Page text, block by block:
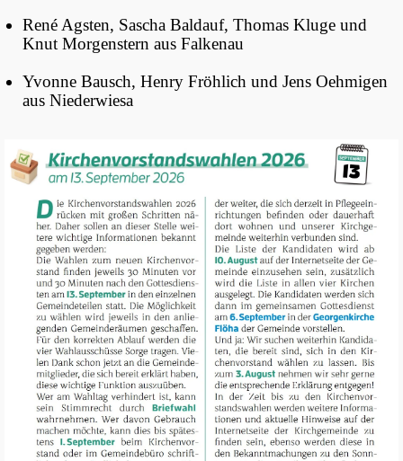
René Agsten, Sascha Baldauf, Thomas Kluge und
Knut Morgenstern aus Falkenau
Yvonne Bausch, Henry Fröhlich und Jens Oehmigen
aus Niederwiesa